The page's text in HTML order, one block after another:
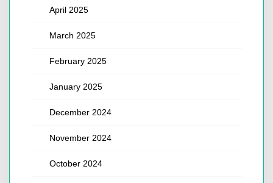
April 2025
March 2025
February 2025
January 2025
December 2024
November 2024
October 2024